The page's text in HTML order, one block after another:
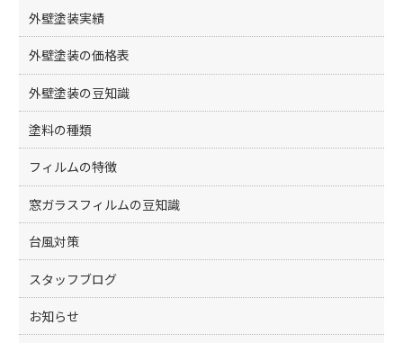
外壁塗装実績
外壁塗装の価格表
外壁塗装の豆知識
塗料の種類
フィルムの特徴
窓ガラスフィルムの豆知識
台風対策
スタッフブログ
お知らせ